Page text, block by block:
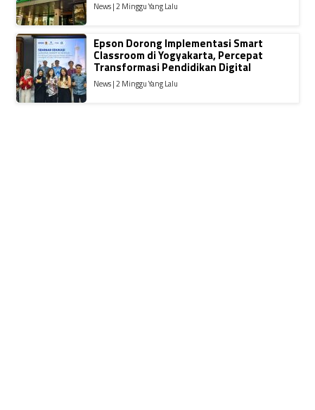
News | 2 Minggu Yang Lalu
Epson Dorong Implementasi Smart
Classroom di Yogyakarta, Percepat
Transformasi Pendidikan Digital
News | 2 Minggu Yang Lalu